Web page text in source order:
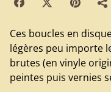
Ces boucles en
légères peu importe
brutes (en vinyle
peintes puis vernies